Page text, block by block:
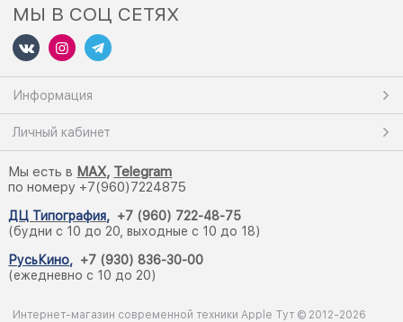
МЫ В СОЦ СЕТЯХ
Информация
Личный кабинет
Мы есть в MAX, Telegram
по номеру +7(960)7224875
ДЦ Типография, +7 (960) 722-48-75
(будни с 10 до 20, выходные с 10 до 18)
РусьКино, +7 (930) 836-30-00
(ежедневно с 10 до 20)
Интернет-магазин современной техники Apple Тут © 2012-2026